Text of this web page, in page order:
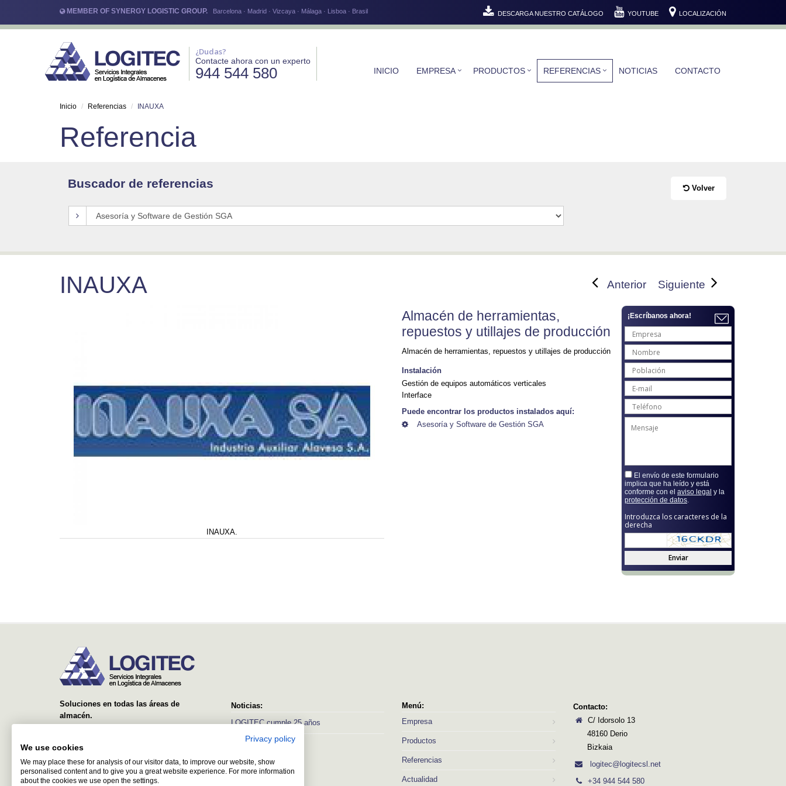
MEMBER OF SYNERGY LOGISTIC GROUP. Barcelona · Madrid · Vizcaya · Málaga · Lisboa · Brasil DESCARGA NUESTRO CATÁLOGO YOUTUBE LOCALIZACIÓN
¿Dudas?
Contacte ahora con un experto
944 544 580 INICIO EMPRESA PRODUCTOS REFERENCIAS NOTICIAS CONTACTO
Inicio Referencias INAUXA
Referencia
Buscador de referencias Volver
Anterior Siguiente
INAUXA
INAUXA.
Almacén de herramientas,
repuestos y utillajes de producción
Almacén de herramientas, repuestos y utillajes de producción
Instalación
Gestión de equipos automáticos verticales
Interface
Puede encontrar los productos instalados aquí:
Asesoría y Software de Gestión SGA
¡Escríbanos ahora!
El envío de este formulario
implica que ha leído y está
conforme con el aviso legal y la
protección de datos.
Introduzca los caracteres de la
derecha
Enviar
Soluciones en todas las áreas de
almacén.
estanterías, hasta sistemas avanzados con
gestión.
Noticias:
LOGITEC cumple 25 años
Ver más
Menú:
Empresa
Productos
Referencias
Actualidad
Contacto:
C/ Idorsolo 13
48160 Derio
Bizkaia
logitec@logitecsl.net
+34 944 544 580
Privacy policy
We use cookies
We may place these for analysis of our visitor data, to improve our website, show
personalised content and to give you a great website experience. For more information
about the cookies we use open the settings.